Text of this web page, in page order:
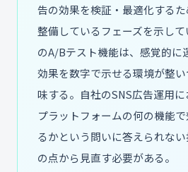
告の効果を検証・最適化する
整備しているフェーズを示し
のA/Bテスト機能は、感覚的に
効果を数字で示せる環境が整
味する。自社のSNS広告運用
プラットフォームの何の機能
るかという問いに答えられな
の点から見直す必要がある。